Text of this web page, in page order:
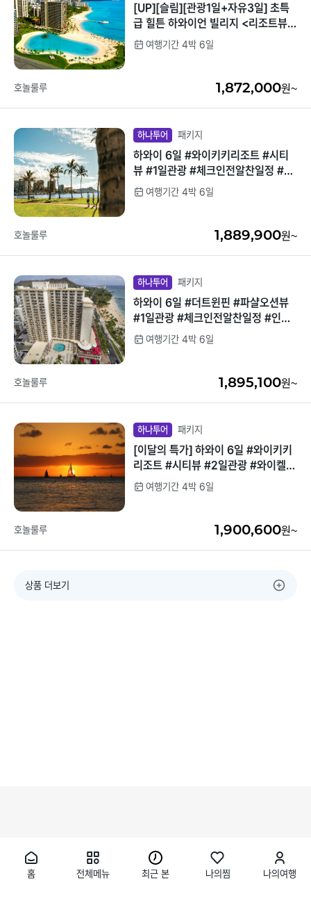
[UP][슬림][관광1일+자유3일] 초특
급 힐튼 하와이언 빌리지 <리조트뷰-
>오션뷰> 하와이 6일 <3인 전용>
여행기간 4박 6일
호놀룰루 1,872,000원~
하나투어 패키지
하와이 6일 #와이키키리조트 #시티
뷰 #1일관광 #체크인전알찬일정 #인
생샷포인트
여행기간 4박 6일
호놀룰루 1,889,900원~
하나투어 패키지
하와이 6일 #더트윈핀 #파샬오션뷰
#1일관광 #체크인전알찬일정 #인생
샷포인트
여행기간 4박 6일
호놀룰루 1,895,100원~
하나투어 패키지
[이달의 특가] 하와이 6일 #와이키키
리조트 #시티뷰 #2일관광 #와이켈레
아웃렛 쇼핑 자유시간
여행기간 4박 6일
호놀룰루 1,900,600원~
상품 더보기
홈 전체메뉴 최근 본 나의찜 나의여행